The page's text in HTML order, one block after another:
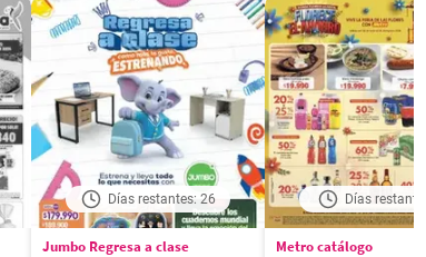
Días restantes: 26
Jumbo Regresa a clase
Días
Metro catálogo